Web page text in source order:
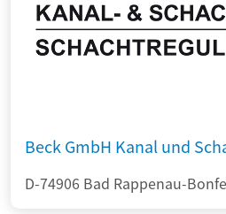
Beck GmbH Kanal und
D-74906 Bad Rappenau-